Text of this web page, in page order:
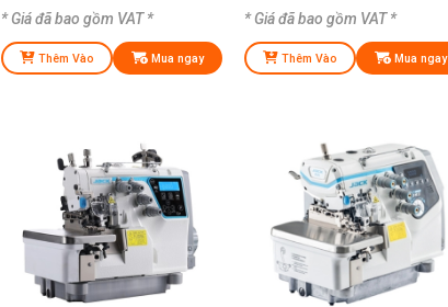
* Giá đã bao gồm VAT *
Thêm Vào Mua ngay
* Giá đã bao gồm VAT *
Thêm Vào Mua ngay